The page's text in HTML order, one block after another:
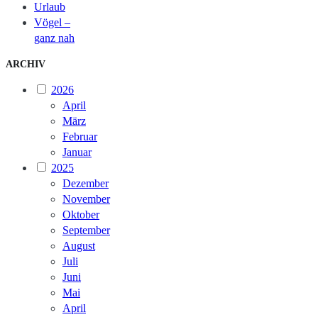
Urlaub
Vögel –
ganz nah
ARCHIV
2026
April
März
Februar
Januar
2025
Dezember
November
Oktober
September
August
Juli
Juni
Mai
April